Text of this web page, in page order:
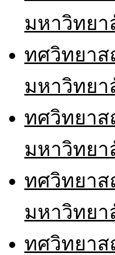
มหาวิทย
ทศวิทยาส
มหาวิทย
ทศวิทยาส
มหาวิทย
ทศวิทยาส
มหาวิทย
ทศวิทยาส